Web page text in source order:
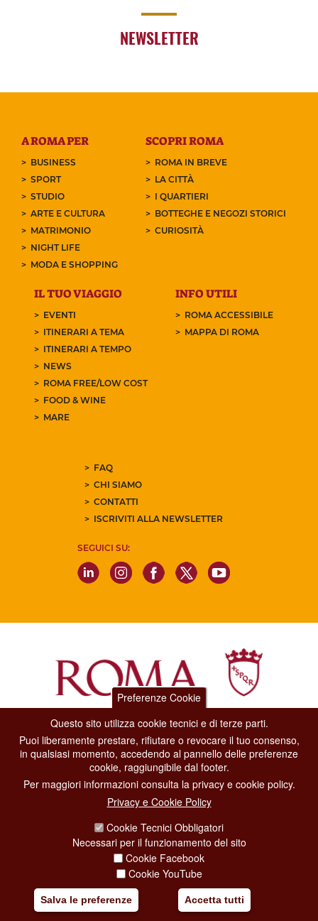
NEWSLETTER
A ROMA PER
BUSINESS
SPORT
STUDIO
ARTE E CULTURA
MATRIMONIO
NIGHT LIFE
MODA E SHOPPING
SCOPRI ROMA
ROMA IN BREVE
LA CITTÀ
I QUARTIERI
BOTTEGHE E NEGOZI STORICI
CURIOSITÀ
IL TUO VIAGGIO
EVENTI
ITINERARI A TEMA
ITINERARI A TEMPO
NEWS
ROMA FREE/LOW COST
FOOD & WINE
MARE
INFO UTILI
ROMA ACCESSIBILE
MAPPA DI ROMA
FAQ
CHI SIAMO
CONTATTI
ISCRIVITI ALLA NEWSLETTER
SEGUICI SU:
Dipartimento Grandi Eventi, Sport, Turismo e Moda.
Via di San Basilio, 51
00187 Roma
CONTACT CENTER TEL. 06 06 08
CONTATTA LA REDAZIONE
SOCIAL MEDIA POLICY
Preferenze Cookie
Questo sito utilizza cookie tecnici e di terze parti.
Puoi liberamente prestare, rifiutare o revocare il tuo consenso,
in qualsiasi momento, accedendo al pannello delle preferenze
cookie, raggiungibile dal footer.
Per maggiori informazioni consulta la privacy e cookie policy.
Privacy e Cookie Policy
Cookie Tecnici Obbligatori
Necessari per il funzionamento del sito
Cookie Facebook
Cookie YouTube
Salva le preferenze Accetta tutti